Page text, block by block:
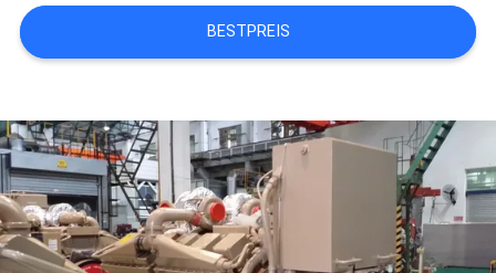
FORDERN
ZITAT
SITEMAP
BESTPREIS